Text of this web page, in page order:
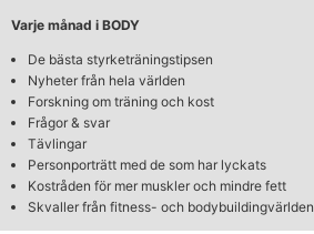
Varje månad i BODY
De bästa styrketräningstipsen
Nyheter från hela världen
Forskning om träning och kost
Frågor & svar
Tävlingar
Personporträtt med de som har lyckats
Kostråden för mer muskler och mindre fett
Skvaller från fitness- och bodybuildingvärlden